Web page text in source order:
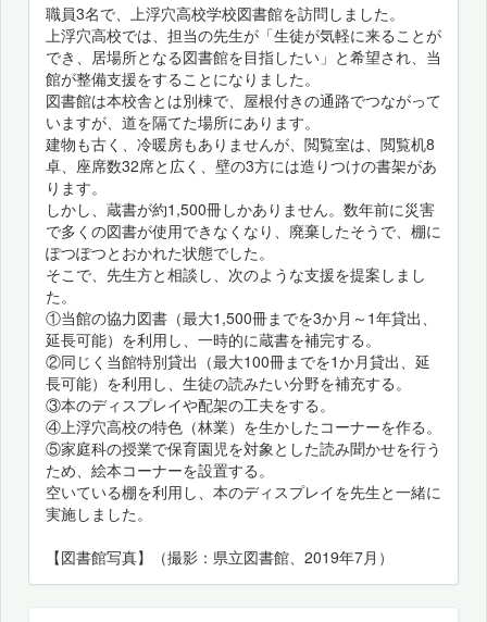
職員3名で、上浮穴高校学校図書館を訪問しました。
上浮穴高校では、担当の先生が「生徒が気軽に来ることが
でき、居場所となる図書館を目指したい」と希望され、当
館が整備支援をすることになりました。
図書館は本校舎とは別棟で、屋根付きの通路でつながって
いますが、道を隔てた場所にあります。
建物も古く、冷暖房もありませんが、閲覧室は、閲覧机8
卓、座席数32席と広く、壁の3方には造りつけの書架があ
ります。
しかし、蔵書が約1,500冊しかありません。数年前に災害
で多くの図書が使用できなくなり、廃棄したそうで、棚に
ぽつぽつとおかれた状態でした。
そこで、先生方と相談し、次のような支援を提案しまし
た。
①当館の協力図書（最大1,500冊までを3か月～1年貸出、
延長可能）を利用し、一時的に蔵書を補完する。
②同じく当館特別貸出（最大100冊までを1か月貸出、延
長可能）を利用し、生徒の読みたい分野を補充する。
③本のディスプレイや配架の工夫をする。
④上浮穴高校の特色（林業）を生かしたコーナーを作る。
⑤家庭科の授業で保育園児を対象とした読み聞かせを行う
ため、絵本コーナーを設置する。
空いている棚を利用し、本のディスプレイを先生と一緒に
実施しました。
【図書館写真】（撮影：県立図書館、2019年7月）